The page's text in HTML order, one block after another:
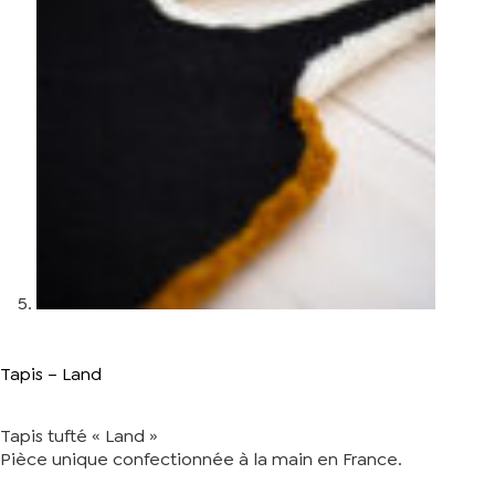
Tapis – Land
Tapis tufté « Land »
Pièce unique confectionnée à la main en France.